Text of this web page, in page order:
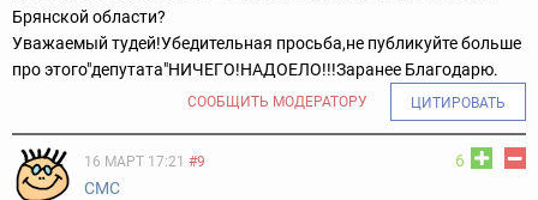
Брянской области?
Уважаемый тудей!Убедительная просьба,не публикуйте больше
про этого"депутата"НИЧЕГО!НАДОЕЛО!!!Заранее Благодарю.
СООБЩИТЬ МОДЕРАТОРУ ЦИТИРОВАТЬ
6
16 МАРТ 17:21 #9
СМС